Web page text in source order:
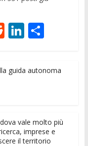
R
e
di
Li
n
e
C
di
guida autonoma
vale molto più
imprese e
il territorio